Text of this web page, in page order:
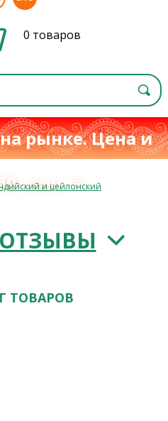
0 товаров
рынке. Цена и
с 1993 г.≡
и цейлонский
ТОВАРОВ